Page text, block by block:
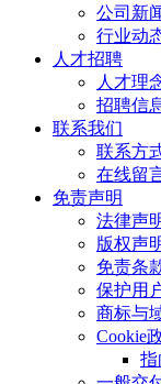
公司新
行业动
人才招聘
人才理
招聘信
联系我们
联系方
在线留
免责声明
法律声
版权声
免责条
保护用
商标与
Cookie
指